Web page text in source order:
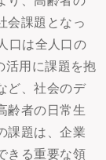
会課題となっ
口は全人口の
活用に課題を抱
ど、社会のデ
齢者の日常生
課題は、企業
きる重要な領